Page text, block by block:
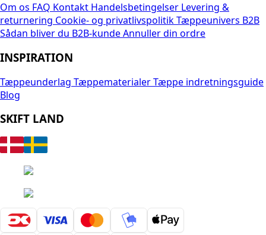
Om os FAQ Kontakt Handelsbetingelser Levering &
returnering Cookie- og privatlivspolitikTæppeunivers B2B
Sådan bliver du B2B-kundeAnnuller din ordre
INSPIRATION
Tæppeunderlag TæppematerialerTæppe indretningsguide
Blog
SKIFT LAND